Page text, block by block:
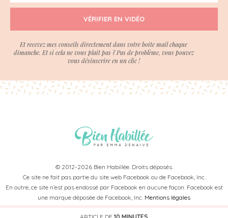
VÉRIFIER EN VIDÉO
Et recevez mes conseils directement dans votre boite mail chaque
dimanche. Et si cela ne vous plait pas ? Pas de problème, vous pouvez
vous désinscrire en un clic !
© 2012-2026 Bien Habillée. Droits déposés.
Ce site ne fait pas partie du site web Facebook ou de Facebook, Inc.
En outre, ce site n’est pas endossé par Facebook en aucune façon. Facebook est
une marque déposée de Facebook, Inc. Mentions légales